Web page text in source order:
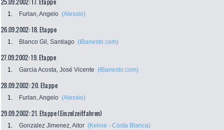
25.09.2002: 17. Etappe
1. Furlan, Angelo (Alessio)
26.09.2002: 18. Etappe
1. Blanco Gil, Santiago (IBanesto.com)
27.09.2002: 19. Etappe
1. Garcia Acosta, José Vicente (IBanesto.com)
28.09.2002: 20. Etappe
1. Furlan, Angelo (Alessio)
29.09.2002: 21. Etappe (Einzelzeitfahren)
1. Gonzalez Jimenez, Aitor (Kelme - Costa Blanca)